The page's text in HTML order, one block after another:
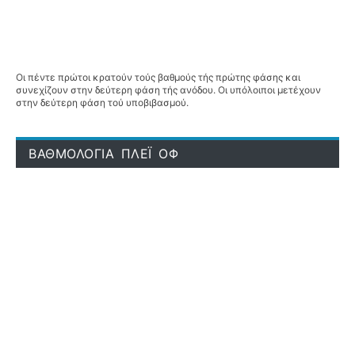
Οι πέντε πρώτοι κρατούν τούς βαθμούς τής πρώτης φάσης και
συνεχίζουν στην δεύτερη φάση τής ανόδου. Οι υπόλοιποι μετέχουν
στην δεύτερη φάση τού υποβιβασμού.
ΒΑΘΜΟΛΟΓΙΑ ΠΛΕΪ ΟΦ